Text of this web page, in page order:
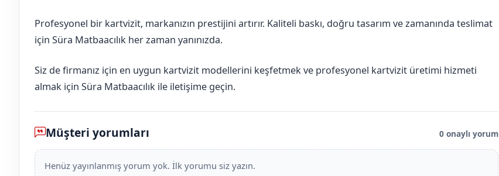
Profesyonel bir kartvizit, markanızın prestijini artırır. Kaliteli baskı, doğru tasarım ve zamanında teslimat
için Süra Matbaacılık her zaman yanınızda.
Siz de firmanız için en uygun kartvizit modellerini keşfetmek ve profesyonel kartvizit üretimi hizmeti
almak için Süra Matbaacılık ile iletişime geçin.
Müşteri yorumları 0 onaylı yorum
Henüz yayınlanmış yorum yok. İlk yorumu siz yazın.